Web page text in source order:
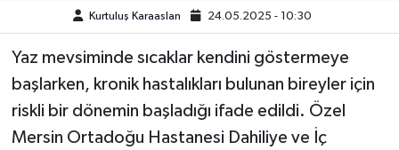
Kurtuluş Karaaslan 24.05.2025 - 10:30
Yaz mevsiminde sıcaklar kendini göstermeye
başlarken, kronik hastalıkları bulunan bireyler için
riskli bir dönemin başladığı ifade edildi. Özel
Mersin Ortadoğu Hastanesi Dahiliye ve İç
TREND
MEDYA
OTOMOTİV